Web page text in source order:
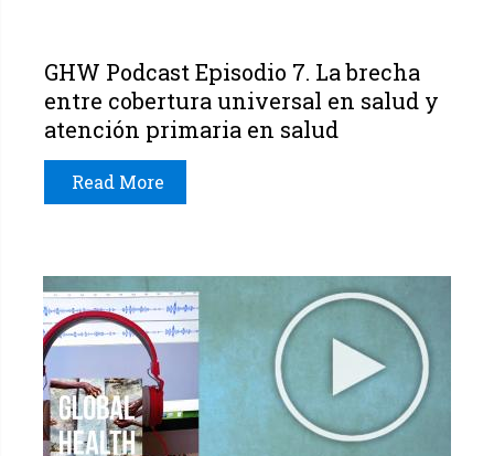
GHW Podcast Episodio 7. La brecha
entre cobertura universal en salud y
atención primaria en salud
Read More